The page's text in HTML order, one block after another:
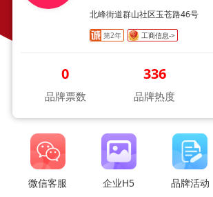
北峰街道群山社区玉苍路46号
第2年 工商信息->
0
品牌票数
336
品牌热度
微信客服 企业H5 品牌活动